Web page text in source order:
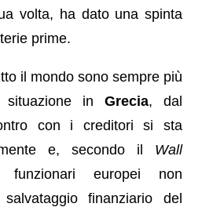
volta, ha dato una spinta
prime.
il mondo sono sempre più
situazione in Grecia, dal
con i creditori si sta
e, secondo il Wall
europei non
finanziario del